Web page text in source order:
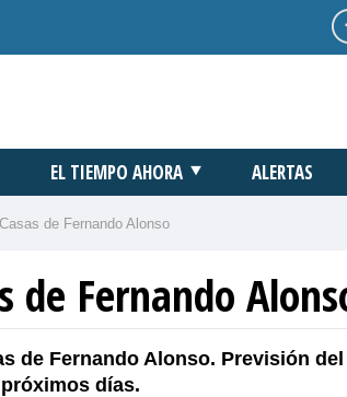
EL TIEMPO AHORA ALERTAS
de Fernando Alonso
de Fernando
de Fernando Alonso. Previsión
días.